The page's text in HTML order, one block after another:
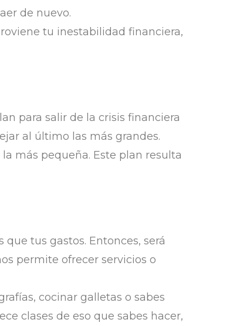
de nuevo.
tu inestabilidad financiera,
para salir de la crisis financiera
al último las más grandes.
más pequeña. Este plan resulta
tus gastos. Entonces, será
permite ofrecer servicios o
cocinar galletas o sabes
clases de eso que sabes hacer,